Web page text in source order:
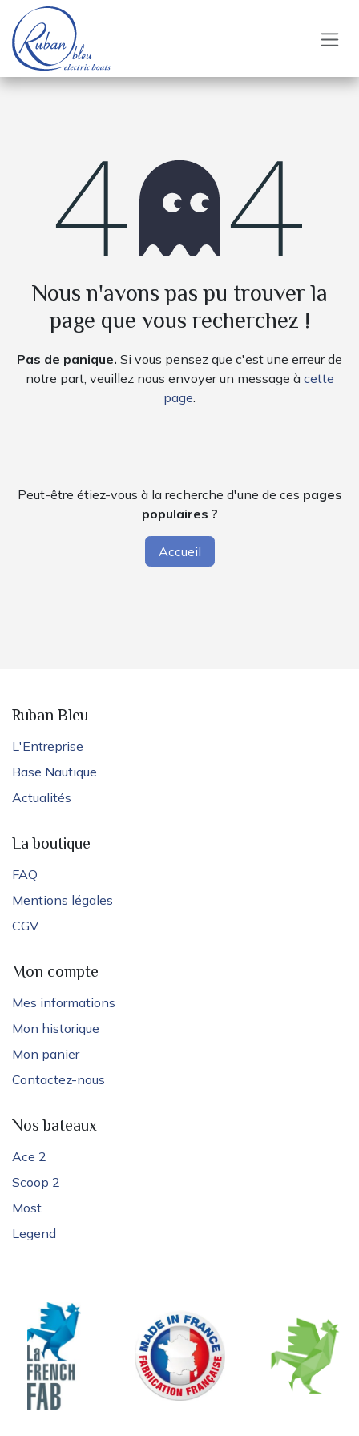
Se rendre au contenu
Erreur 404
Nous n'avons pas pu trouver la
page que vous recherchez !
Pas de panique. Si vous pensez que c'est une erreur de
notre part, veuillez nous envoyer un message à cette
page.
Peut-être étiez-vous à la recherche d'une de ces pages
populaires ?
Accueil
Ruban Bleu
L'Entreprise
Base Nautique
Actualités
La boutique
FAQ
Mentions légales
CGV
Mon compte
Mes informations
Mon historique
Mon panier
Contactez-nous
Nos bateaux
Ace 2
Scoop 2
Most
Legend